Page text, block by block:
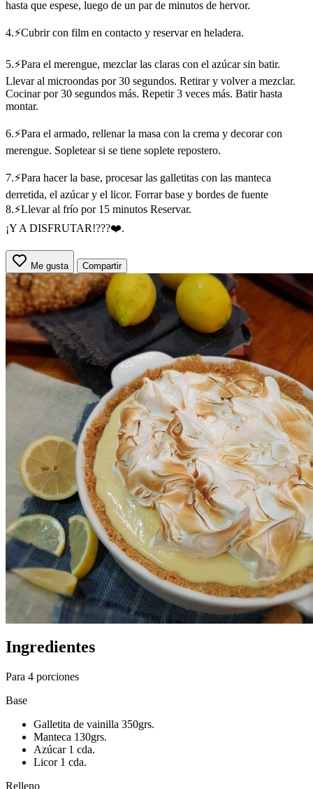
hasta que espese, luego de un par de minutos de hervor.
4.⚡Cubrir con film en contacto y reservar en heladera.
5.⚡Para el merengue, mezclar las claras con el azúcar sin batir.
Llevar al microondas por 30 segundos. Retirar y volver a mezclar.
Cocinar por 30 segundos más. Repetir 3 veces más. Batir hasta
montar.
6.⚡Para el armado, rellenar la masa con la crema y decorar con
merengue. Sopletear si se tiene soplete repostero.
7.⚡Para hacer la base, procesar las galletitas con las manteca
derretida, el azúcar y el licor. Forrar base y bordes de fuente
8.⚡Llevar al frío por 15 minutos Reservar.
¡Y A DISFRUTAR!???❤️.
Me gusta Compartir
Ingredientes
Para 4 porciones
Base
Galletita de vainilla 350grs.
Manteca 130grs.
Azúcar 1 cda.
Licor 1 cda.
Relleno